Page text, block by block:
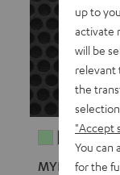
MYNDMYND
MYND
up to
activate
will be
relevant
the
"Accept
You can
for the